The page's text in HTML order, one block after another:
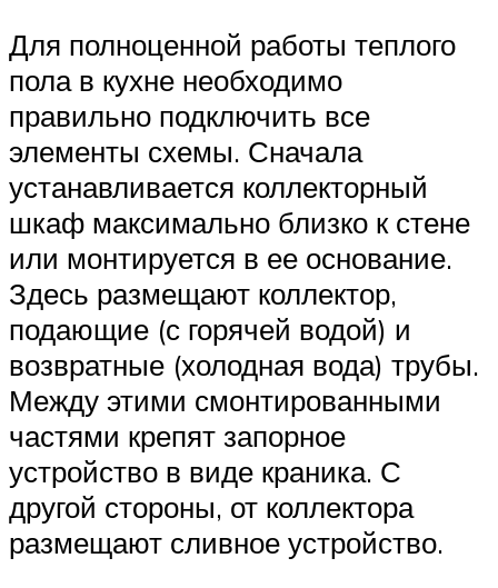
Для полноценной работы теплого
пола в кухне необходимо
правильно подключить все
элементы схемы. Сначала
устанавливается коллекторный
шкаф максимально близко к стене
или монтируется в ее основание.
Здесь размещают коллектор,
подающие (с горячей водой) и
возвратные (холодная вода) трубы.
Между этими смонтированными
частями крепят запорное
устройство в виде краника. С
другой стороны, от коллектора
размещают сливное устройство.